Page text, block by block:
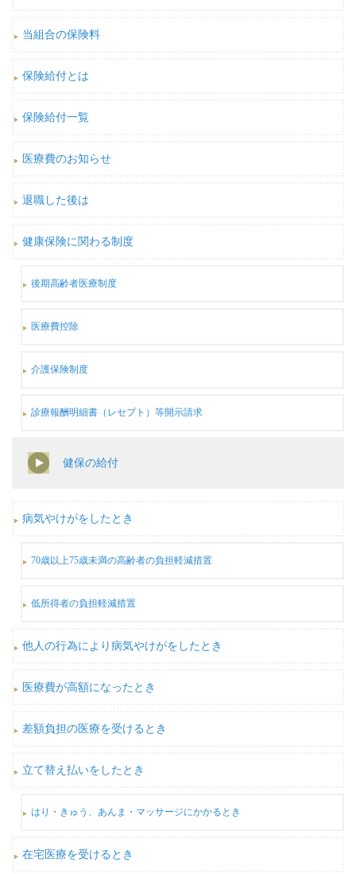
当組合の保険料
保険給付とは
保険給付一覧
医療費のお知らせ
退職した後は
健康保険に関わる制度
後期高齢者医療制度
医療費控除
介護保険制度
診療報酬明細書（レセプト）等開示請求
健保の給付
病気やけがをしたとき
70歳以上75歳未満の高齢者の負担軽減措置
低所得者の負担軽減措置
他人の行為により病気やけがをしたとき
医療費が高額になったとき
差額負担の医療を受けるとき
立て替え払いをしたとき
はり・きゅう、あんま・マッサージにかかるとき
在宅医療を受けるとき